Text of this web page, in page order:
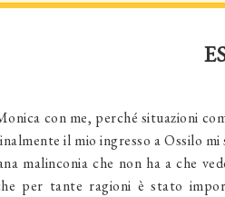
con me, perché situazioni
il mio ingresso a Ossilo
malinconia che non ha a che
per tante ragioni è stato